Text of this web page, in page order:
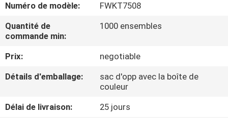
VISITE
D'USINE
CONTRÔLE
DE
Numéro de modèle:
FWKT7508
Quantité de
commande min:
1000 ensembles
Prix:
negotiable
Détails d'emballage:
sac d'opp avec la boîte de
couleur
Délai de livraison:
25 jours